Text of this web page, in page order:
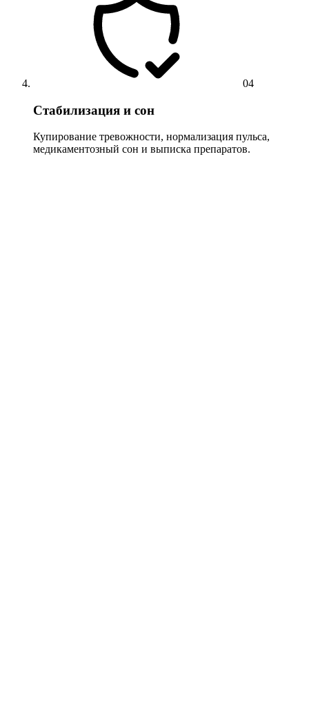
04
Стабилизация и сон
Купирование тревожности, нормализация пульса,
медикаментозный сон и выписка препаратов.